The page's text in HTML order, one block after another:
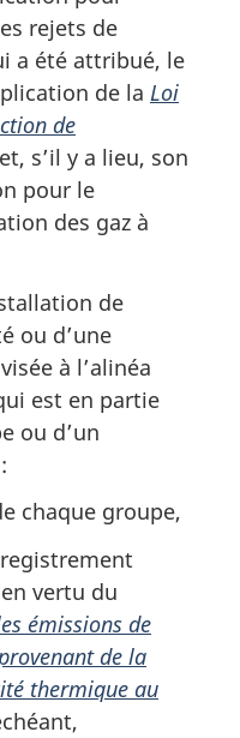
rejets de
a été attribué, le
de la Loi
de
et, s’il y a lieu, son
pour le
des gaz à
de
ou d’une
à l’alinéa
est en partie
ou d’un
chaque groupe,
vertu du
émissions de
de la
thermique au